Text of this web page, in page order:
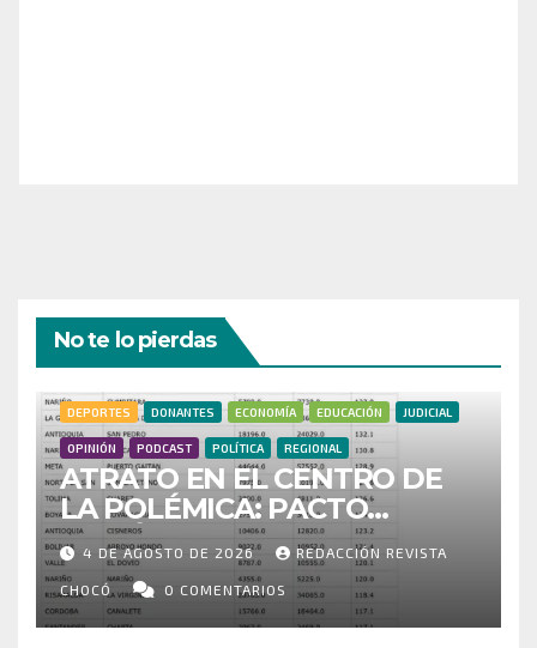
No te lo pierdas
DEPORTES DONANTES ECONOMÍA EDUCACIÓN JUDICIAL
OPINIÓN PODCAST POLÍTICA REGIONAL
ATRATO EN EL CENTRO DE
LA POLÉMICA: PACTO
HISTÓRICO CUESTIONA
CENSO ELECTORAL Y PIDE
INVESTIGAR PRESUNTO
FRAUDE
4 DE AGOSTO DE 2026 REDACCIÓN REVISTA
CHOCÓ 0 COMENTARIOS